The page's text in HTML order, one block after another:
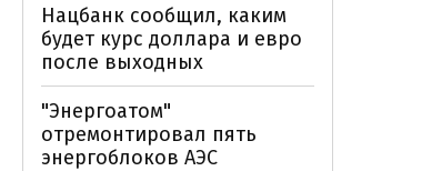
Нацбанк сообщил, каким
будет курс доллара и евро
после выходных
"Энергоатом"
отремонтировал пять
энергоблоков АЭС